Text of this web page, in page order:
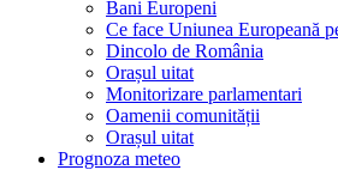
Bani Europeni
Ce face Uniunea Europeană
Dincolo de România
Orașul uitat
Monitorizare parlamentari
Oamenii comunității
Orașul uitat
Prognoza meteo